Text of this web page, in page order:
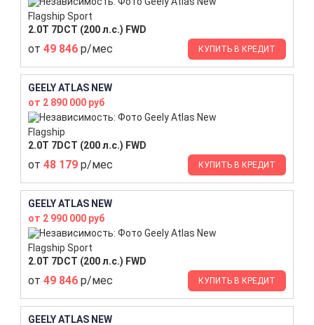
Flagship Sport
2.0T 7DCT (200 л.с.) FWD
от 49 846 р/мес КУПИТЬ В КРЕДИТ
GEELY ATLAS NEW
от 2 890 000 руб
Flagship
2.0T 7DCT (200 л.с.) FWD
от 48 179 р/мес КУПИТЬ В КРЕДИТ
GEELY ATLAS NEW
от 2 990 000 руб
Flagship Sport
2.0T 7DCT (200 л.с.) FWD
от 49 846 р/мес КУПИТЬ В КРЕДИТ
GEELY ATLAS NEW